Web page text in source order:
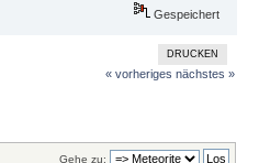
Gespeichert
DRUCKEN
« vorheriges nächstes »
Gehe zu: